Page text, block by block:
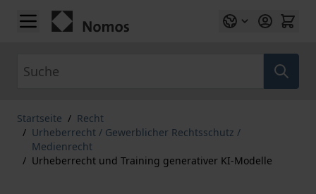
Zum Inhalt springen
Startseite / Recht
/ Urheberrecht / Gewerblicher Rechtsschutz /
Medienrecht
/ Urheberrecht und Training generativer KI-Modelle